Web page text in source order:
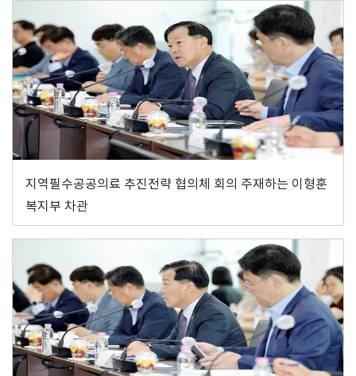
지역필수공공의료 추진전략 협의체 회의 주재하는 이형훈
복지부 차관